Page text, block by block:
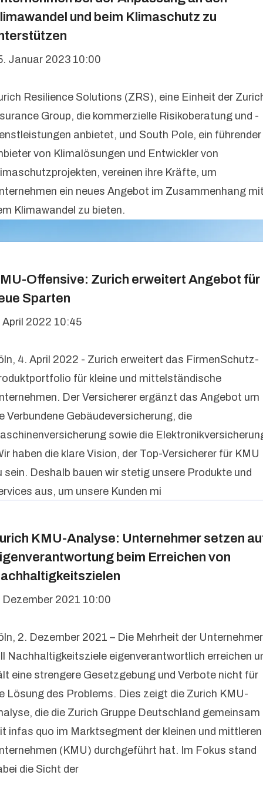
und beim Klimaschutz zu
Januar 2023 10:00
Resilience Solutions (ZRS), eine Einheit der
Group, die kommerzielle Risikoberatung und -
anbietet, und South Pole, ein führender
von Klimalösungen und Entwickler von
vereinen ihre Kräfte, um
ein neues Angebot im Zusammenhang
Klimawandel zu bieten.
Offensive: Zurich erweitert Angebot für
Sparten
April 2022 10:45
4. April 2022 - Zurich erweitert das FirmenSchutz-
für kleine und mittelständische
Der Versicherer ergänzt das Angebot um
Verbundene Gebäudeversicherung, die
sowie die
haben die klare Vision, der Top-Versicherer für KMU
sein. Deshalb bauen wir stetig unsere Produkte und
aus, um unsere Kunden mi
KMU-Analyse: Unternehmer setzen
beim Erreichen von
Dezember 2021 10:00
2. Dezember 2021 – Die Mehrheit der Unternehmer
Nachhaltigkeitsziele eigenverantwortlich erreichen
eine strengere Gesetzgebung und Verbote nicht für
Lösung des Problems. Dies zeigt die Zurich KMU-
die die Zurich Gruppe Deutschland gemeinsam
infas quo im Marktsegment der kleinen und mittleren
(KMU) durchgeführt hat. Im Fokus stand
die Sicht der